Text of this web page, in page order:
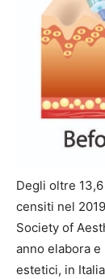
Degli oltre
censiti nel
Society of
anno elabora
estetici, in